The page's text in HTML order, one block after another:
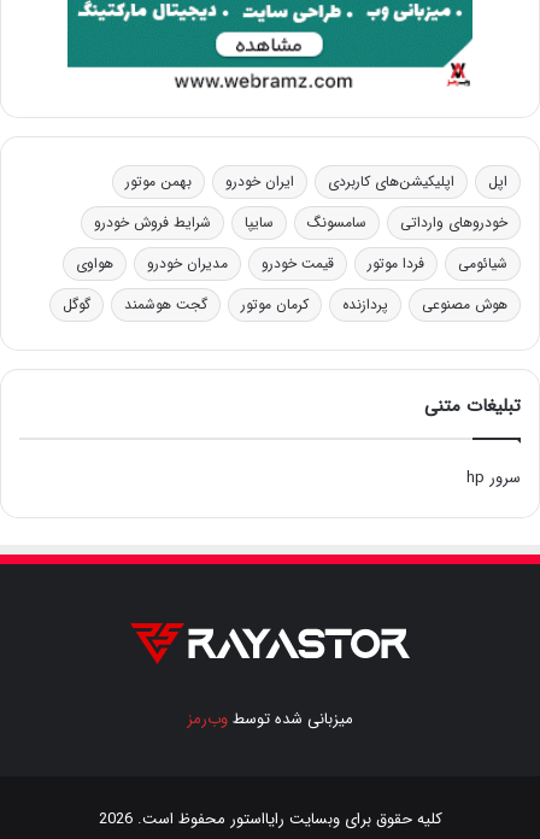
اپل اپلیکیشن‌های کاربردی ایران خودرو
بهمن موتور
خودروهای وارداتی
سامسونگ سایپا
شرایط فروش خودرو
شیائومی
فردا موتور قیمت خودرو مدیران خودرو
هواوی
هوش مصنوعی
پردازنده کرمان موتور گجت هوشمند گوگل
تبلیغات متنی
سرور hp
میزبانی شده توسطوب‌رمز
کلیه حقوق برای وبسایت رایااستور محفوظ است. 2026